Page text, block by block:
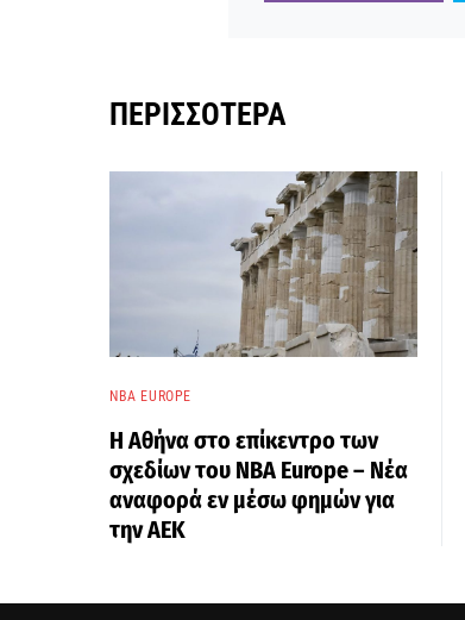
ΠΕΡΙΣΣΌΤΕΡΑ
NBA EUROPE
Η Αθήνα στο επίκεντρο των
σχεδίων του NBA Europe – Νέα
αναφορά εν μέσω φημών για
την ΑΕΚ